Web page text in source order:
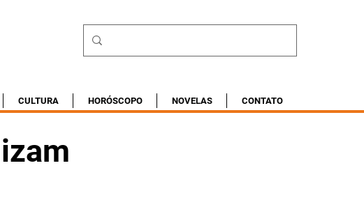
CULTURA HORÓSCOPO NOVELAS CONTATO